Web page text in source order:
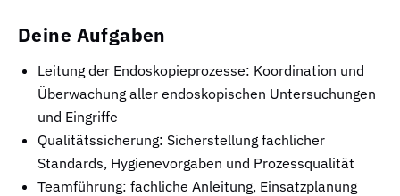
Deine Aufgaben
Leitung der Endoskopieprozesse: Koordination und
Überwachung aller endoskopischen Untersuchungen
und Eingriffe
Qualitätssicherung: Sicherstellung fachlicher
Standards, Hygienevorgaben und Prozessqualität
Teamführung: fachliche Anleitung, Einsatzplanung